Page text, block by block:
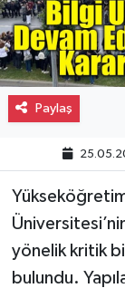
Paylaş
yönelik kritik
bulundu.